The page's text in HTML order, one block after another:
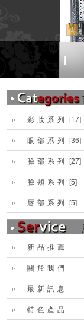
1
|
彩妝系列 [17]
眼部系列 [36]
臉部系列 [27]
臉頰系列 [5]
唇部系列 [5]
新品推薦
關於我們
最新訊息
特色產品